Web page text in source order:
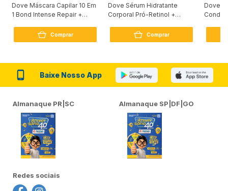
Dove Máscara Capilar 10 Em
1 Bond Intense Repair +
Comprar
Dove Sérum Hidratante
Corporal Pró-Retinol +
Comprar
Dove
Baixe Nosso App
Almanaque PR|SC Almanaque SP|DF|GO
Redes sociais